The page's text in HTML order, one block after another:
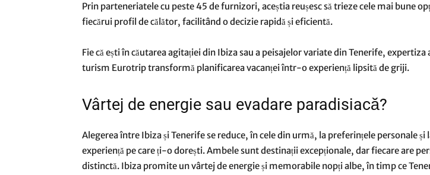
Prin parteneriatele cu peste 45 de furnizori, aceștia reușesc să trieze cele mai bune
fiecărui profil de călător, facilitând o decizie rapidă și eficientă.
Fie că ești în căutarea agitației din Ibiza sau a peisajelor variate din Tenerife, expertiza
turism Eurotrip transformă planificarea vacanței într-o experiență lipsită de griji.
Vârtej de energie sau evadare paradisiacă?
Alegerea între Ibiza și Tenerife se reduce, în cele din urmă, la preferințele personale și
experiență pe care ți-o dorești. Ambele sunt destinații excepționale, dar fiecare are
distinctă. Ibiza promite un vârtej de energie și memorabile nopți albe, în timp ce